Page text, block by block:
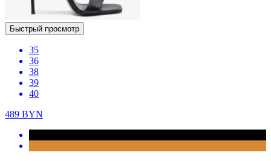
Быстрый просмотр
35
36
38
39
40
489 BYN